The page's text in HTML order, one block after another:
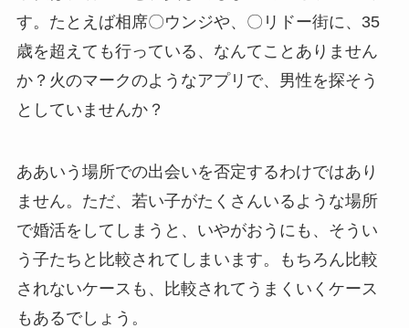
す。たとえば相席〇ウンジや、〇リドー街に、35
歳を超えても行っている、なんてことありません
か？火のマークのようなアプリで、男性を探そう
としていませんか？
ああいう場所での出会いを否定するわけではあり
ません。ただ、若い子がたくさんいるような場所
で婚活をしてしまうと、いやがおうにも、そうい
う子たちと比較されてしまいます。もちろん比較
されないケースも、比較されてうまくいくケース
もあるでしょう。